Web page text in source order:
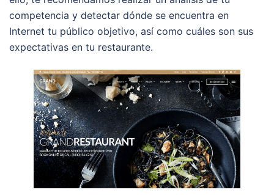
competencia y detectar dónde se encuentra en
Internet tu público objetivo, así como cuáles son sus
expectativas en tu restaurante.